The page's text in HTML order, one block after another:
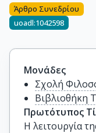
Άρθρο Συνεδρίου
uoadl:1042598
Μονάδες
Σχολή
Βιβλιοθήκη
Πρωτότυπος
Η λειτουργία